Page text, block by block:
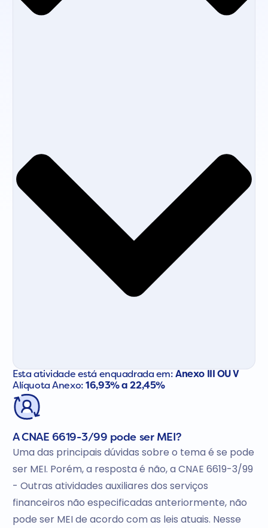
Esta atividade está enquadrada em:Anexo III OU V
Alíquota Anexo:16,93% a 22,45%
A CNAE 6619-3/99 pode ser MEI?
Uma das principais dúvidas sobre o tema é se pode
ser MEI. Porém, a resposta é não, a CNAE 6619-3/99
- Outras atividades auxiliares dos serviços
financeiros não especificadas anteriormente, não
pode ser MEI de acordo com as leis atuais. Nesse